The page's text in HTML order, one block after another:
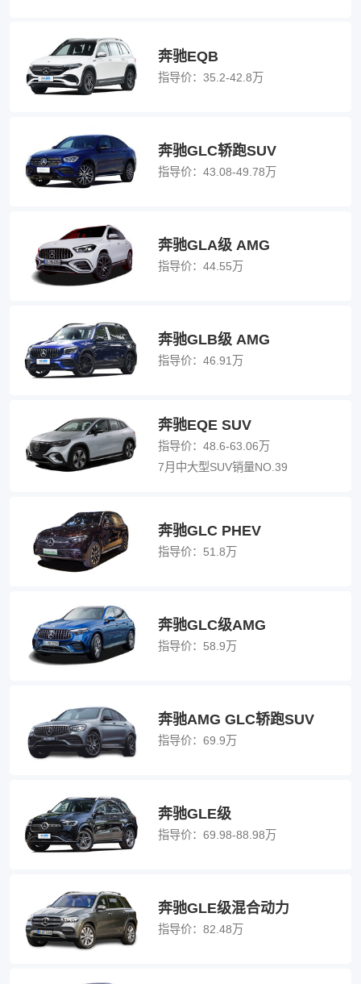
奔驰EQB
指导价： 35.2-42.8万
奔驰GLC轿跑SUV
指导价： 43.08-49.78万
奔驰GLA级 AMG
指导价： 44.55万
奔驰GLB级 AMG
指导价： 46.91万
奔驰EQE SUV
指导价： 48.6-63.06万
7月中大型SUV销量NO.39
奔驰GLC PHEV
指导价： 51.8万
奔驰GLC级AMG
指导价： 58.9万
奔驰AMG GLC轿跑SUV
指导价： 69.9万
奔驰GLE级
指导价： 69.98-88.98万
奔驰GLE级混合动力
指导价： 82.48万